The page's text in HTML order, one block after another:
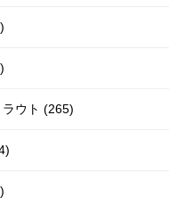
ウト (265)